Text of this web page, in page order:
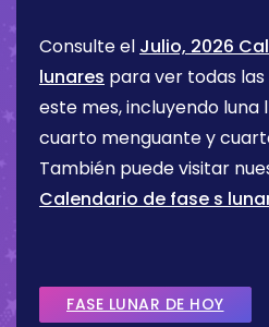
Consulte el Julio, 2026
lunares para ver todas
este mes, incluyendo luna
cuarto menguante y
También puede visitar
Calendario de fase s
FASE LUNAR DE HOY